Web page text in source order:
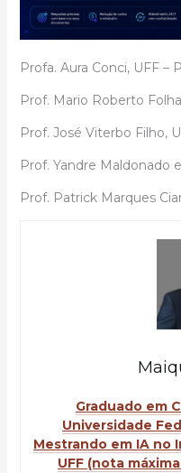
Profa. Aura Conci, UFF –
Prof. Mario Roberto
Prof. José Viterbo Filho,
Prof. Yandre Maldonado
Prof. Patrick Marques
Graduado em
Universidade
Mestrando em IA no
UFF (nota